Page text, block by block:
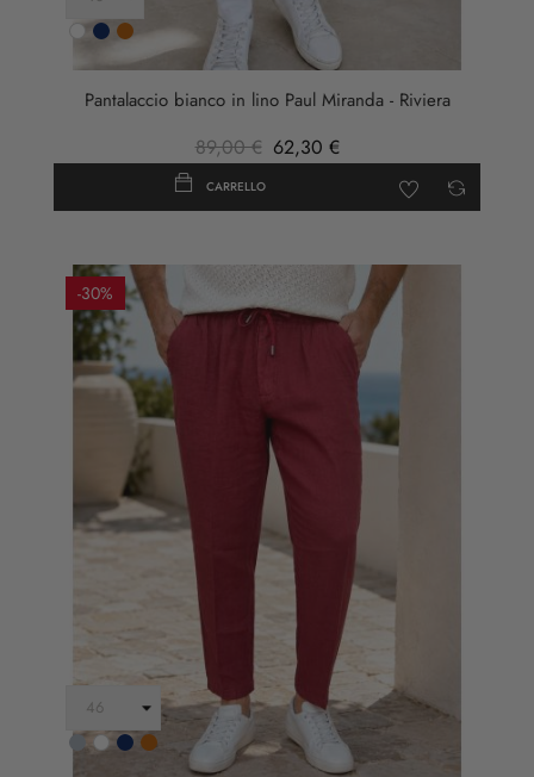
Bianco
Blu
Scuro
Ruggine
Pantalaccio bianco in lino Paul Miranda - Riviera
89,00 € 62,30 €
CARRELLO
-30%
GrigioBianco
Blu Ruggine